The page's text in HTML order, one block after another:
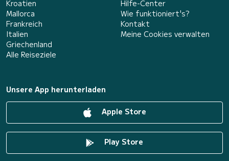
Kroatien
Mallorca
Frankreich
Italien
Griechenland
Alle Reiseziele
Hilfe-Center
Wie funktioniert's?
Kontakt
Meine Cookies verwalten
Unsere App herunterladen
Apple Store
Play Store